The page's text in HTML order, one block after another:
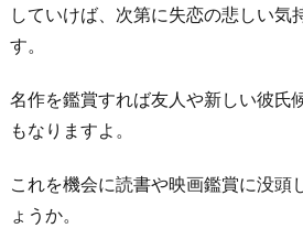
していけば、次第に失恋の悲しい気
す。
名作を鑑賞すれば友人や新しい彼氏
もなりますよ。
これを機会に読書や映画鑑賞に没頭
ょうか。